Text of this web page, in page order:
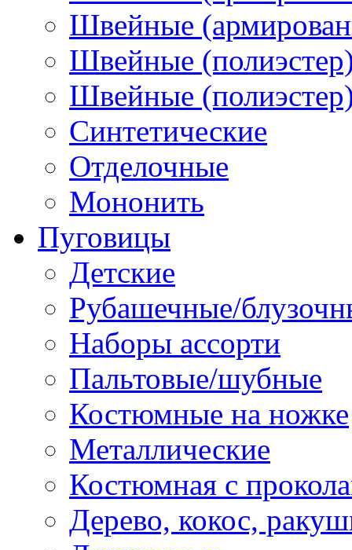
Швейные
Швейные
Швейные
Синтетические
Отделочные
Мононить
Пуговицы
Детские
Рубашечные/
Наборы ассорти
Пальтовые/шубные
Костюмные на ножке
Металлические
Костюмная с
Дерево, кокос,